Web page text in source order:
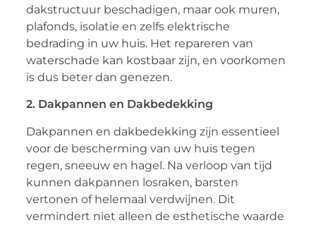
dakstructuur beschadigen, maar ook muren,
plafonds, isolatie en zelfs elektrische
bedrading in uw huis. Het repareren van
waterschade kan kostbaar zijn, en voorkomen
is dus beter dan genezen.
2. Dakpannen en Dakbedekking
Dakpannen en dakbedekking zijn essentieel
voor de bescherming van uw huis tegen
regen, sneeuw en hagel. Na verloop van tijd
kunnen dakpannen losraken, barsten
vertonen of helemaal verdwijnen. Dit
vermindert niet alleen de esthetische waarde